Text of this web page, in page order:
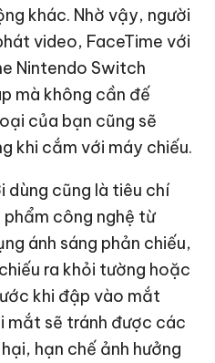
khác. Nhờ vậy, người
video, FaceTime với
Nintendo Switch
mà không cần đế
của bạn cũng sẽ
khi cắm với máy chiếu.
dùng cũng là tiêu chí
công nghệ từ
ánh sáng phản chiếu,
ra khỏi tường hoặc
khi đập vào mắt
mắt sẽ tránh được các
hạn chế ảnh hưởng